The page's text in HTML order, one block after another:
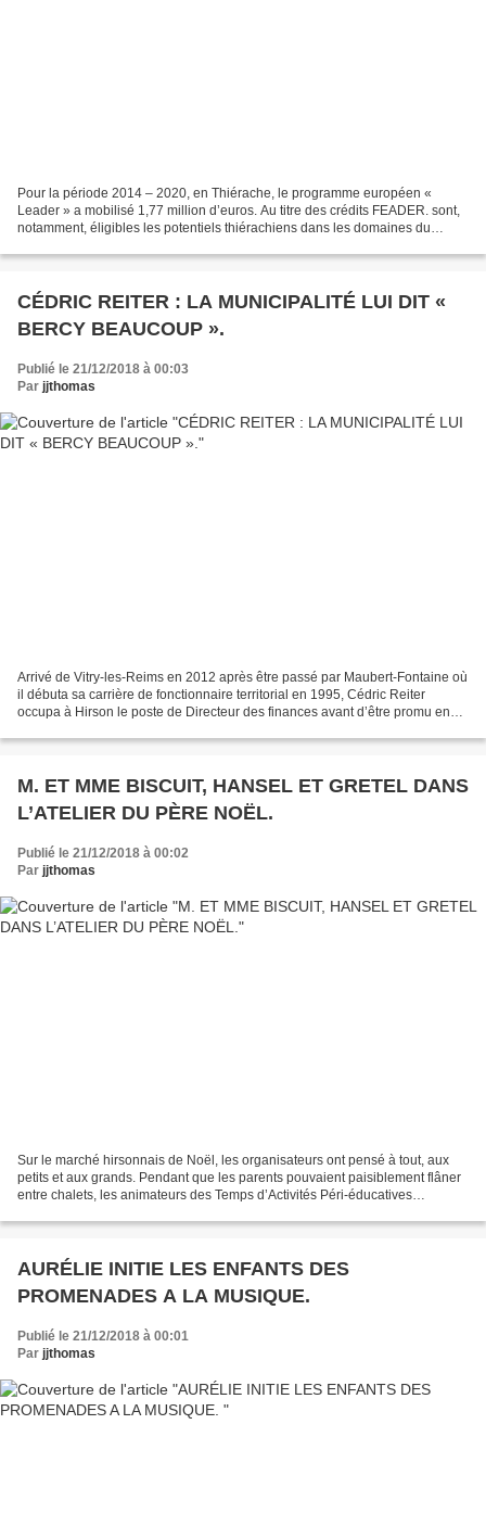
Pour la période 2014 – 2020, en Thiérache, le programme européen «
Leader » a mobilisé 1,77 million d’euros. Au titre des crédits FEADER. sont,
notamment, éligibles les potentiels thiérachiens dans les domaines du
CÉDRIC REITER : LA MUNICIPALITÉ LUI DIT «
BERCY BEAUCOUP ».
Publié le 21/12/2018 à 00:03
Par jjthomas
Arrivé de Vitry-les-Reims en 2012 après être passé par Maubert-Fontaine où
il débuta sa carrière de fonctionnaire territorial en 1995, Cédric Reiter
occupa à Hirson le poste de Directeur des finances avant d’être promu en
M. ET MME BISCUIT, HANSEL ET GRETEL DANS
L’ATELIER DU PÈRE NOËL.
Publié le 21/12/2018 à 00:02
Par jjthomas
Sur le marché hirsonnais de Noël, les organisateurs ont pensé à tout, aux
petits et aux grands. Pendant que les parents pouvaient paisiblement flâner
entre chalets, les animateurs des Temps d’Activités Péri-éducatives
AURÉLIE INITIE LES ENFANTS DES
PROMENADES A LA MUSIQUE.
Publié le 21/12/2018 à 00:01
Par jjthomas